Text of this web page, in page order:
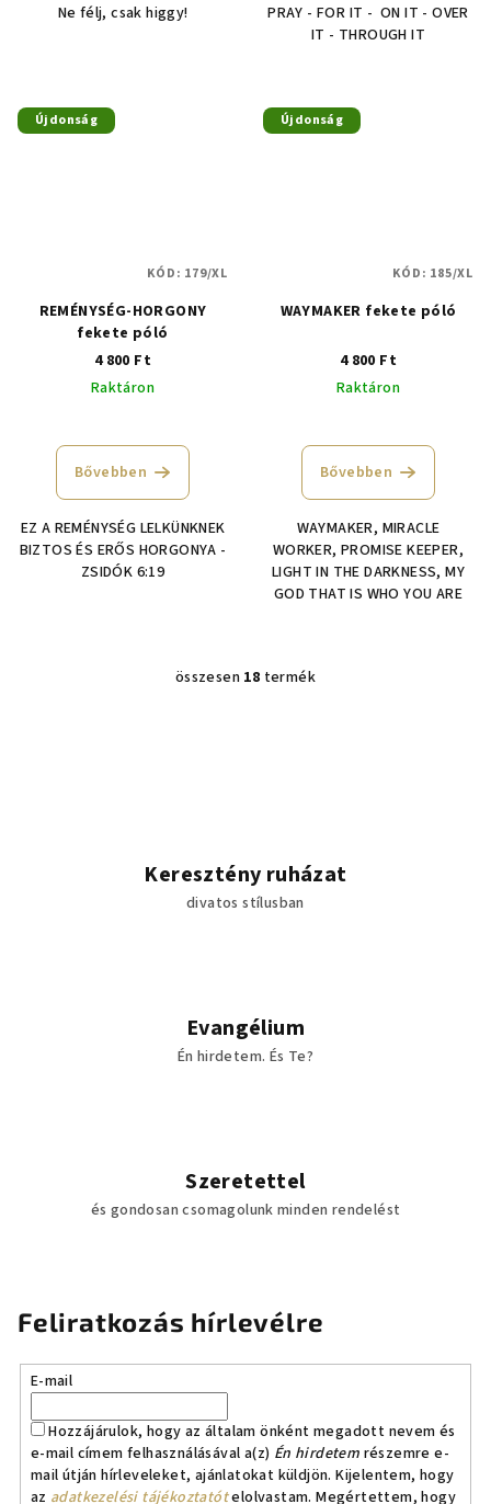
ből
Ne félj, csak higgy!
PRAY - FOR IT - ON IT - OVER
IT - THROUGH IT
Újdonság
REMÉNYSÉG-HORGONY
fekete póló
4 800 Ft
Raktáron
Bővebben
EZ A REMÉNYSÉG LELKÜNKNEK
BIZTOS ÉS ERŐS HORGONYA -
ZSIDÓK 6:19
KÓD: 179/XL
Újdonság
WAYMAKER fekete póló
4 800 Ft
Raktáron
Bővebben
WAYMAKER, MIRACLE
WORKER, PROMISE KEEPER,
LIGHT IN THE DARKNESS, MY
GOD THAT IS WHO YOU ARE
KÓD: 185/XL
L
á
n
y
s
e
l
összesen 18 termék
Keresztény ruházat
divatos stílusban
Evangélium
Én hirdetem. És Te?
Szeretettel
és gondosan csomagolunk minden rendelést
Feliratkozás hírlevélre
E-mail
Hozzájárulok, hogy az általam önként megadott nevem és
e-mail címem felhasználásával a(z) Én hirdetem részemre e-
mail útján hírleveleket, ajánlatokat küldjön. Kijelentem, hogy
az adatkezelési tájékoztatótelolvastam. Megértettem, hogy